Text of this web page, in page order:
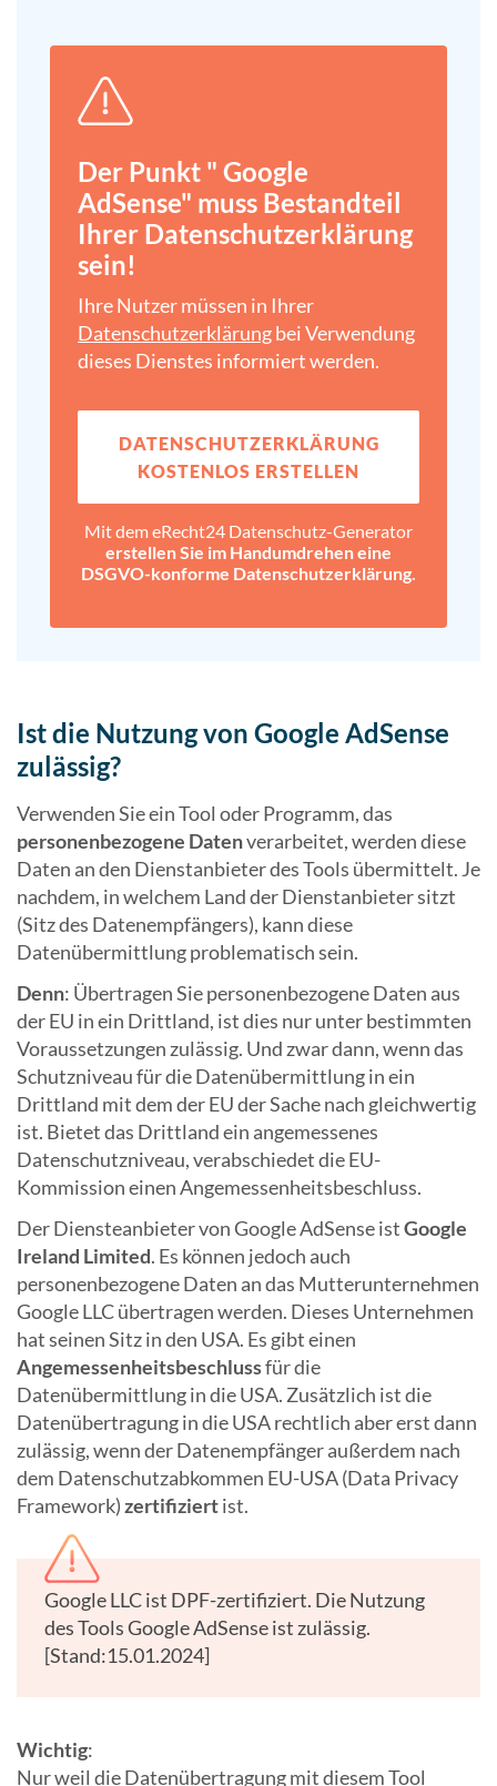
Der Punkt " Google
AdSense" muss Bestandteil
Ihrer Datenschutz­erklärung
sein!
Ihre Nutzer müssen in Ihrer
Datenschutz­erklärungbei Verwendung
dieses Dienstes informiert werden.
DATENSCHUTZ­ERKLÄRUNG
KOSTENLOS ERSTELLEN
Mit dem eRecht24 Datenschutz-Generator
erstellen Sie im Handumdrehen eine
DSGVO-konforme Datenschutz­erklärung.
Ist die Nutzung von Google AdSense
zulässig?
Verwenden Sie ein Tool oder Programm, das
personenbezogene Datenverarbeitet, werden diese
Daten an den Dienstanbieter des Tools übermittelt. Je
nachdem, in welchem Land der Dienstanbieter sitzt
(Sitz des Datenempfängers), kann diese
Datenübermittlung problematisch sein.
Denn: Übertragen Sie personenbezogene Daten aus
der EU in ein Drittland, ist dies nur unter bestimmten
Voraussetzungen zulässig. Und zwar dann, wenn das
Schutzniveau für die Datenübermittlung in ein
Drittland mit dem der EU der Sache nach gleichwertig
ist. Bietet das Drittland ein angemessenes
Datenschutzniveau, verabschiedet die EU-
Kommission einen Angemessenheitsbeschluss.
Der Diensteanbieter von Google AdSense istGoogle
Ireland Limited. Es können jedoch auch
personenbezogene Daten an das Mutterunternehmen
Google LLC übertragen werden. Dieses Unternehmen
hat seinen Sitz in den USA. Es gibt einen
Angemessenheitsbeschlussfür die
Datenübermittlung in die USA. Zusätzlich ist die
Datenübertragung in die USA rechtlich aber erst dann
zulässig, wenn der Datenempfänger außerdem nach
dem Datenschutzabkommen EU-USA (Data Privacy
Framework)zertifiziertist.
Google LLC ist DPF-zertifiziert. Die Nutzung
des Tools Google AdSense ist zulässig.
[Stand:15.01.2024]
Wichtig:
Nur weil die Datenübertragung mit diesem Tool